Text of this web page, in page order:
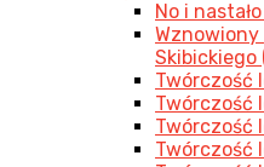
No i
Skibickiego
Twórczość
Twórczość
Twórczość
Twórczość